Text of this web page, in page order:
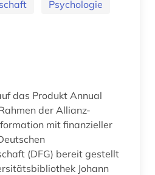
Psychologie
das Produkt Annual
der Allianz-
mit finanzieller
(DFG) bereit gestellt
Johann